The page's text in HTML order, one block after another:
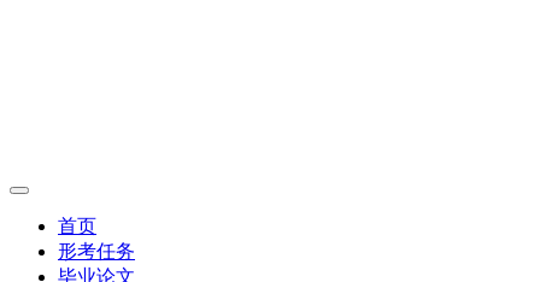
首页
形考任务
毕业论文